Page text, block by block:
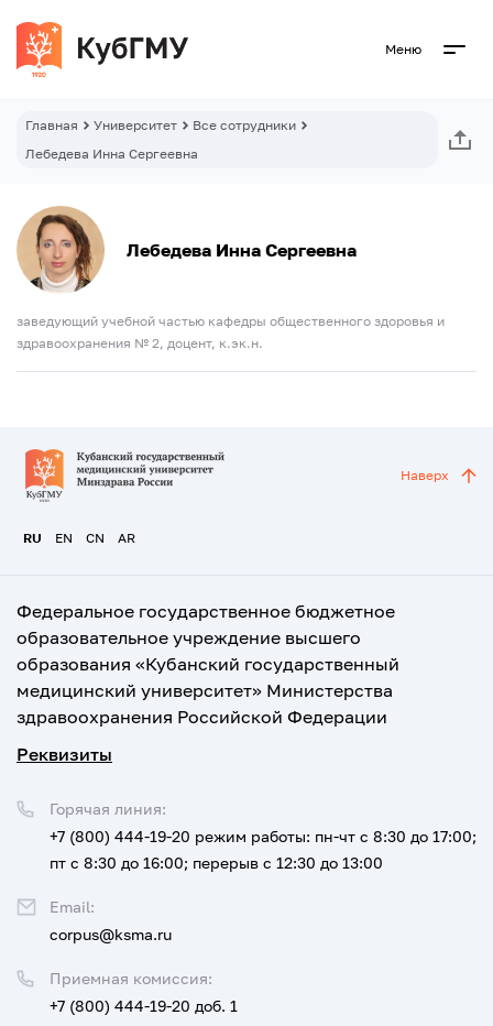
Меню
Главная Университет
Все сотрудники
Лебедева Инна Сергеевна
Лебедева Инна Сергеевна
заведующий учебной частью кафедры общественного здоровья и
здравоохранения № 2, доцент, к.эк.н.
RU EN CN AR
Наверх
Федеральное государственное бюджетное
образовательное учреждение высшего
образования «Кубанский государственный
медицинский университет» Министерства
здравоохранения Российской Федерации
Реквизиты
Приемная комиссия:
+7 (800) 444-19-20 доб. 1
Горячая линия:
+7 (800) 444-19-20 режим работы: пн-чт с 8:30 до 17:00;
пт с 8:30 до 16:00; перерыв с 12:30 до 13:00
Email:
corpus@ksma.ru